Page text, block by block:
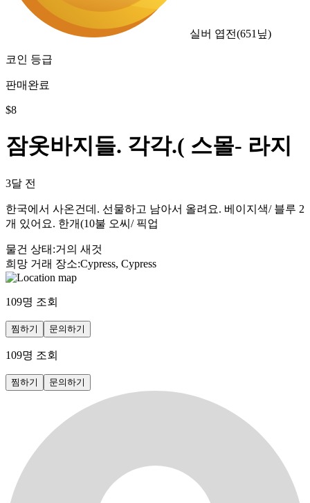
실버 엽전(651 닢)
코인 등급
판매완료
$8
잠옷바지들. 각각.( 스몰- 라지
3달 전
한국에서 사온건데. 선물하고 남아서 올려요. 베이지색/ 블루 2
개 있어요. 한개(10불 오씨/ 픽업
물건 상태 :거의 새것
희망 거래 장소:Cypress, Cypress
109명 조회
찜하기 문의하기
109명 조회
찜하기 문의하기